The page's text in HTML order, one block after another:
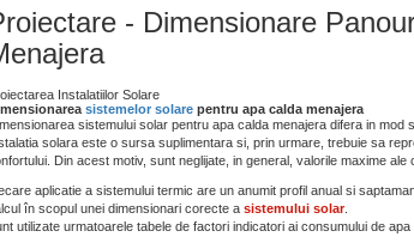
- Dimensionare
Instalatiilor Solare
sistemelor solarepentru apa calda menajera
sistemului solar pentru apa calda menajera difera in mod
solara este o sursa suplimentara si, prin urmare, trebuie sa
Din acest motiv, sunt neglijate, in general, valorile maxime ale
aplicatie a sistemului termic are un anumit profil anual si
în scopul unei dimensionari corecte a sistemului solar.
utilizate urmatoarele tabele de factori indicatori ai consumului de apa